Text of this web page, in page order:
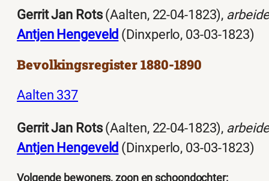
Gerrit Jan Rots(Aalten, 22-04-1823),
Antjen Hengeveld (Dinxperlo, 03-03-1823)
Bevolkingsregister 1880-1890
Aalten 337
Gerrit Jan Rots(Aalten, 22-04-1823),
Antjen Hengeveld (Dinxperlo, 03-03-1823)
Volgende bewoners, zoon en schoondochter: